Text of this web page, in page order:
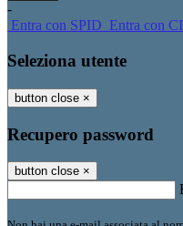
-
Entra con SPID Entra con
Seleziona utente
button close ×
Recupero password
button close ×